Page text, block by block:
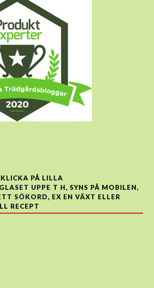
PÅ LILLA
UPPE T H, SYNS PÅ MOBILEN,
SÖKORD, EX EN VÄXT ELLER
RECEPT